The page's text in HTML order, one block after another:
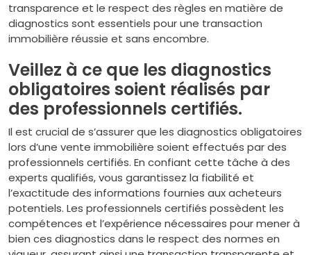
transparence et le respect des règles en matière de
diagnostics sont essentiels pour une transaction
immobilière réussie et sans encombre.
Veillez à ce que les diagnostics
obligatoires soient réalisés par
des professionnels certifiés.
Il est crucial de s’assurer que les diagnostics obligatoires
lors d’une vente immobilière soient effectués par des
professionnels certifiés. En confiant cette tâche à des
experts qualifiés, vous garantissez la fiabilité et
l’exactitude des informations fournies aux acheteurs
potentiels. Les professionnels certifiés possèdent les
compétences et l’expérience nécessaires pour mener à
bien ces diagnostics dans le respect des normes en